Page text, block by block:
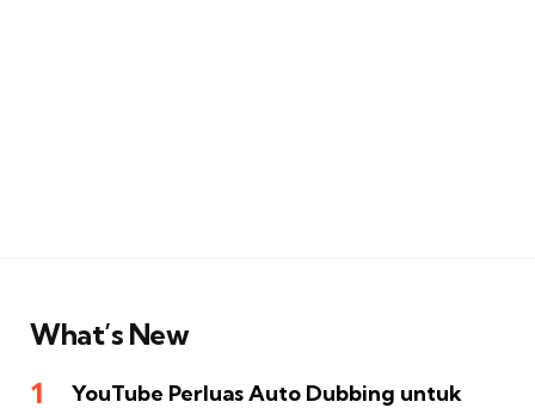
What’s New
YouTube Perluas Auto Dubbing untuk